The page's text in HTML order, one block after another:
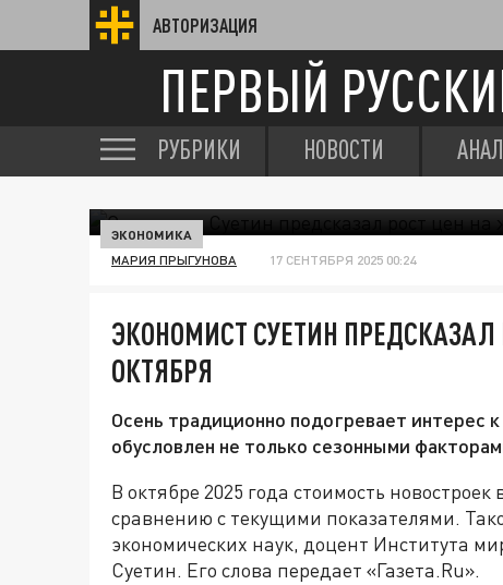
АВТОРИЗАЦИЯ
ПЕРВЫЙ
РУБРИКИ НОВОСТИ
ЭКОНОМИКА
МАРИЯ ПРЫГУНОВА 17 СЕНТЯБРЯ 2025 00:24
ЭКОНОМИСТ СУЕТИН
ОКТЯБРЯ
Осень традиционно подогревает интерес
обусловлен не только сезонными
В октябре 2025 года стоимость
сравнению с текущими показателями.
экономических наук, доцент Института
Суетин. Его слова передает «Газета.Ru».